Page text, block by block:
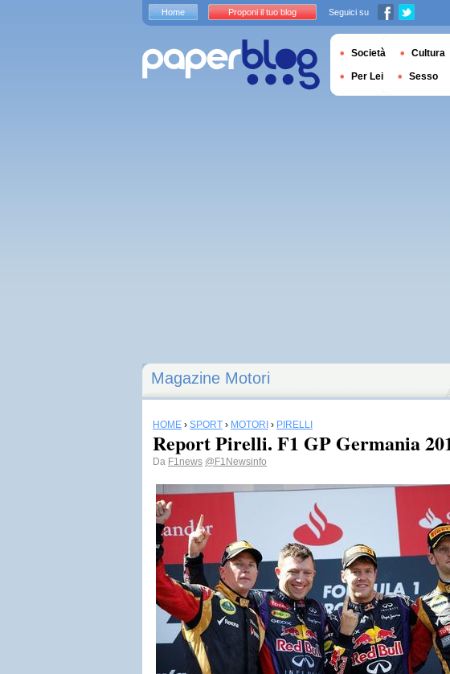
Magazine Motori
HOME › SPORT › MOTORI › PIRELLI
Report Pirelli. F1 GP Germania
Da F1news @F1Newsinfo
Home Proponi il tuo blog Seguici su
Società Cultura
Per Lei Sesso